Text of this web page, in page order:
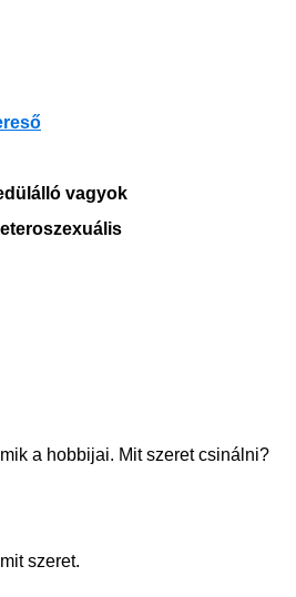
vagyok
a hobbijai. Mit szeret csinálni?
szeret.